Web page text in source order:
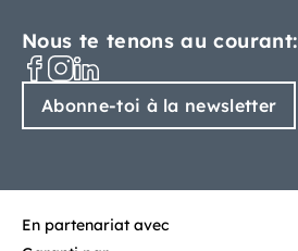
Nous te tenons au courant:
Abonne-toi à la newsletter
En partenariat avec